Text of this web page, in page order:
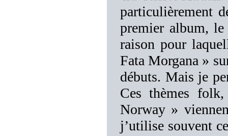
particulièrement
premier album, le
raison pour
Fata Morgana »
débuts. Mais je
Ces thèmes
Norway »
j’utilise souvent